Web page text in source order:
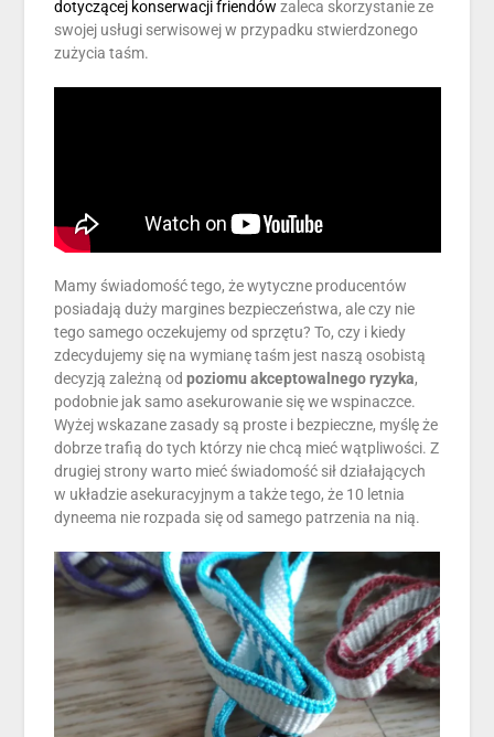
dotyczącej konserwacji friendów zaleca skorzystanie ze
swojej usługi serwisowej w przypadku stwierdzonego
zużycia taśm.
Mamy świadomość tego, że wytyczne producentów
posiadają duży margines bezpieczeństwa, ale czy nie
tego samego oczekujemy od sprzętu? To, czy i kiedy
zdecydujemy się na wymianę taśm jest naszą osobistą
decyzją zależną od poziomu akceptowalnego ryzyka,
podobnie jak samo asekurowanie się we wspinaczce.
Wyżej wskazane zasady są proste i bezpieczne, myślę że
dobrze trafią do tych którzy nie chcą mieć wątpliwości. Z
drugiej strony warto mieć świadomość sił działających
w układzie asekuracyjnym a także tego, że 10 letnia
dyneema nie rozpada się od samego patrzenia na nią.